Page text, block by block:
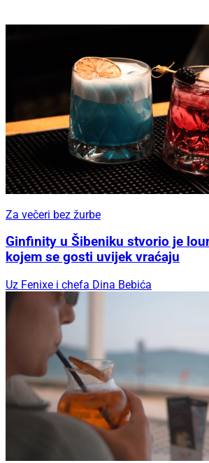
Za večeri bez žurbe
Ginfinity u Šibeniku stvorio je
kojem se gosti uvijek vraćaju
Uz Fenixe i chefa Dina Bebića